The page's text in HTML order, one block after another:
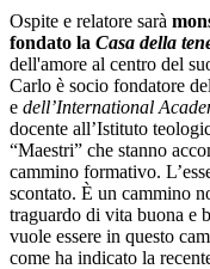
Ospite e relatore sarà
fondato la Casa della
dell'amore al centro del
Carlo è socio fondatore
e dell’International
docente all’Istituto
“Maestri” che stanno
cammino formativo.
scontato. È un cammino
traguardo di vita buona e
vuole essere in questo
come ha indicato la